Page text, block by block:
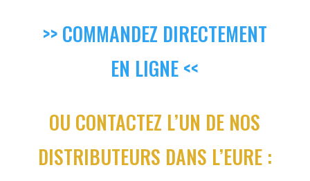
>> COMMANDEZ DIRECTEMENT
EN LIGNE <<
OU CONTACTEZ L’UN DE NOS
DISTRIBUTEURS DANS L’EURE :